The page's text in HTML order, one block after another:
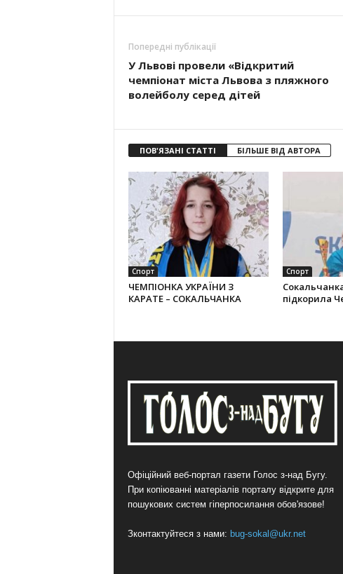
Попередні публікації
У Львові провели «Відкритий
чемпіонат міста Львова з пляжного
волейболу серед дітей
ПОВ'ЯЗАНІ СТАТТІ БІЛЬШЕ ВІД АВТОРА
Спорт
ЧЕМПІОНКА УКРАЇНИ З
КАРАТЕ – СОКАЛЬЧАНКА
Спорт
підкорила
Офіційний веб-портал газети Голос з-над Бугу.
При копіюванні матеріалів порталу відкрите для
пошукових систем гіперпосилання обов'язове!
Зконтактуйтеся з нами: bug-sokal@ukr.net